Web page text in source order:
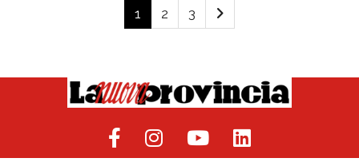
1 2 3